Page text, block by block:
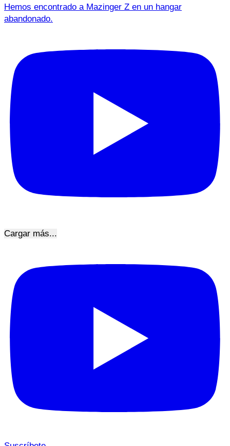
Hemos encontrado a Mazinger Z en un hangar
abandonado.
Cargar más...